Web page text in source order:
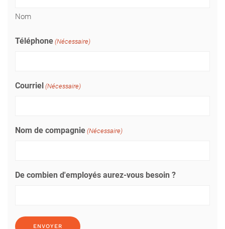
Nom
Téléphone (Nécessaire)
Courriel (Nécessaire)
Nom de compagnie (Nécessaire)
De combien d'employés aurez-vous besoin ?